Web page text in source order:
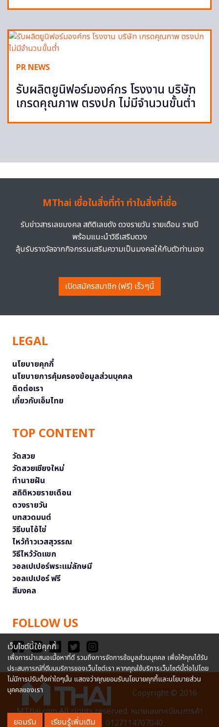
PR NEWS
รับผลิตยูนิฟอร์มองค์กร โรงงาน บริษัท
เกรดคุณภาพ ตรงปก ไม่มีจำนวนขั้นต่ำ
MThai เชื่อในสิ่งที่ทำ ทำในสิ่งที่เชื่อ
รับข่าวสารเลขมงคล สถิติเลขดัง ดวงรายวัน รายเดือน รายปี
พร้อมแนะนำวิธีเสริมดวง
ลุ้นรับรางวัลจากกิจกรรมเสริมความเป็นมงคลให้กับตัวท่านเอง
เปิดสมัครสมาชิก (ฟรี) เร็วๆนี้
LEGAL
นโยบายคุกกี้
นโยบายการคุ้มครองข้อมูลส่วนบุคคล
ติดต่อเรา
เกี่ยวกับเอ็มไทย
TOP CONTENT
วัดสวย
วัดสวยเชียงใหม่
ทำนายฝัน
สถิติหวยรายเดือน
ดวงรายวัน
บทสวดมนต์
วิธีบนไอ้ไข่
ไหว้ท้าวเวสสุวรรณ
วิธีไหว้วัดแขก
วอลเปเปอร์พระแม่ลักษมี
วอลเปเปอร์ ฟรี
สีมงคล
FOLLOW US
Copyright © 2016
MThai.com All rights reserved. หมายเลขทะเบียนการค้า
อิเล็กทรอนิกส์ : 0127114707040
เว็บไซต์นี้ใช้คุกกี้
เพื่อการนำเสนอเนื้อหาที่ดี รวมถึงการจัดการข้อมูลส่วนบุคคล เพื่อให้คุณได้รับ
ประสบการณ์ที่ดีบนบริการของเว็บไซต์เรา หากคุณใช้บริการเว็บไซต์นี้ต่อไปโดย
ไม่มีการปรับตั้งค่าใดๆนั้น แสดงว่าคุณยอมรับนโยบายคุกกี้และนโยบายส่วน
บุคคลของเรา
ยอมรับ เรียนรู้เพิ่มเติม